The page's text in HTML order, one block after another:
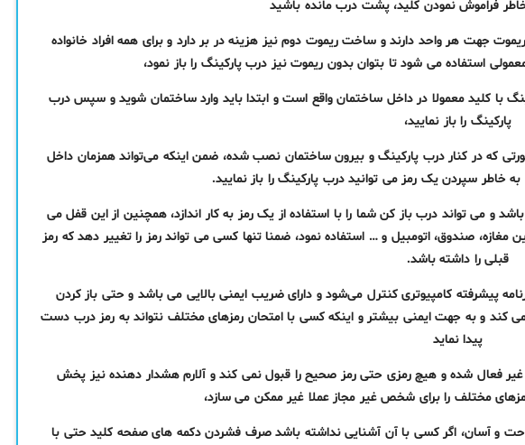
فراموش نمودن کلید، پشت درب مانده باشید
جهت هر واحد دارند و ساخت ریموت دوم نیز هزینه در بر دارد و برای همه افراد خانواده
استفاده می شود تا بتوان بدون ریموت نیز درب پارکینگ را باز نمود،
با کلید معمولا در داخل ساختمان واقع است و ابتدا باید وارد ساختمان شوید و سپس درب
پارکینگ را باز نمایید،
که در کنار درب پارکینگ و بیرون ساختمان نصب شده، ضمن اینکه می‌تواند همزمان داخل
سپردن یک رمز می توانید درب پارکینگ را باز نمایید.
می تواند درب باز کن شما را با استفاده از یک رمز به کار اندازد، همچنین از این قفل می
صندوق، اتومبیل و … استفاده نمود، ضمنا تنها کسی می تواند رمز را تغییر دهد که رمز
قبلی را داشته باشد.
پیشرفته کامپیوتری کنترل می‌شود و دارای ضریب ایمنی بالایی می باشد و حتی باز کردن
و به جهت ایمنی بیشتر و اینکه کسی با امتحان رمزهای مختلف نتواند به رمز درب دست
پیدا نماید
فعال شده و هیچ رمزی حتی رمز صحیح را قبول نمی کند و آلارم هشدار دهنده نیز پخش
مختلف را برای شخص غیر مجاز عملا غیر ممکن می سازد،
و آسان، اگر کسی با آن آشنایی نداشته باشد صرف فشردن دکمه های صفحه کلید حتی با